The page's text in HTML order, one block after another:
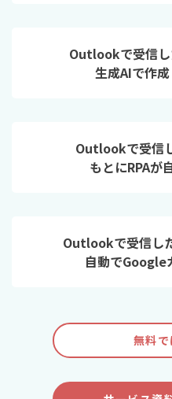
Outlookで受信し
生成AIで作
Outlookで受信
もとにRPAが
Outlookで受信し
自動でGoogle
無料